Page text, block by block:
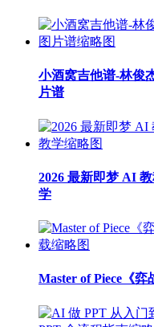
小酒窝吉他谱-林俊
片谱
2026 最新即梦 AI
学
Master of Piece《